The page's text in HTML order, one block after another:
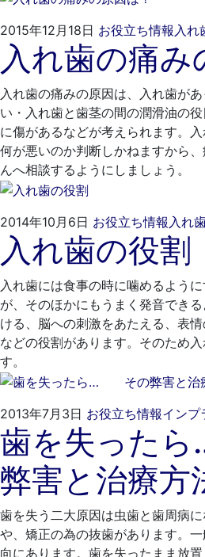
2015年12月18日 お役立ち情報 入れ
入れ歯の痛み
入れ歯の痛みの原因は、入れ歯が
い・入れ歯と歯茎の間の潤滑油の
に傷があるなどが考えられます。
何が悪いのか判断しかねますから
んへ相談するようにしましょう。
2014年10月6日 お役立ち情報 入れ
入れ歯の役割
入れ歯には食事の時に噛めるよう
が、そのほかにもうまく発音でき
ける、脳への刺激をあたえる、表
などの役割があります。そのため
す。
2013年7月3日 お役立ち情報インプ
歯を失っ
弊害と治療方
歯を失う二大原因は虫歯と歯周病
や、矯正の為の抜歯があります。
向にあります。歯を失ったまま放